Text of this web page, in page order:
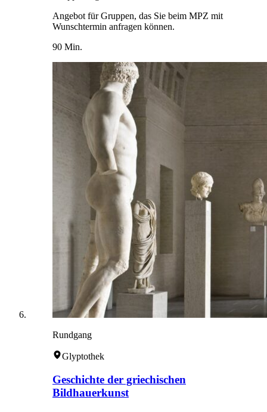
Angebot für Gruppen, das Sie beim MPZ mit
Wunschtermin anfragen können.
90 Min.
Rundgang
Glyptothek
Geschichte der griechischen
Bildhauerkunst